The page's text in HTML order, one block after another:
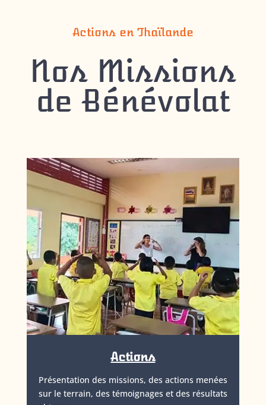
Actions en Thaïlande
Nos Missions
de Bénévolat
Actions
Présentation des missions, des actions menées
sur le terrain, des témoignages et des résultats